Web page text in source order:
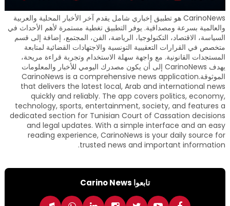
CarinoNews هو تطبيق إخباري شامل يقدم آخر الأخبار المحلية والعربية
والعالمية بسرعة ومصداقية. يوفر التطبيق تغطية مستمرة لأهم الأحداث في
السياسة، الاقتصاد، التكنولوجيا، الرياضة، الفن، المجتمع، إضافة إلى قسم
متخصص في القرارات التعقيبية التونسية والاجتهادات القضائية لمتابعة
المستجدات القانونية. مع واجهة سهلة الاستخدام وتجربة قراءة مريحة،
يهدف CarinoNews إلى أن يكون مصدرك اليومي للأخبار والمعلومات
الموثوقة.CarinoNews is a comprehensive news application
that delivers the latest local, Arab and international news
quickly and reliably. The app covers politics, economy,
technology, sports, entertainment, society, and features a
dedicated section for Tunisian Court of Cassation decisions
and legal updates. With a simple interface and an easy
reading experience, CarinoNews is your daily source for
trusted news and important information.
تابعوا Carino News